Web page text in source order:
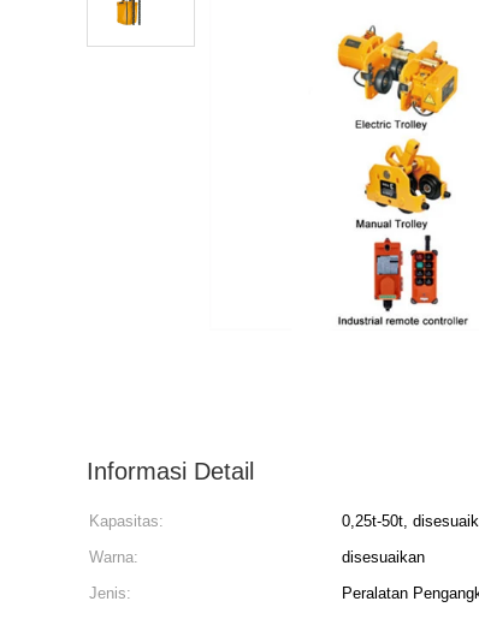
Informasi Detail
Kapasitas: 0,25t-50t,
Warna:
disesuaikan
Jenis:
Peralatan